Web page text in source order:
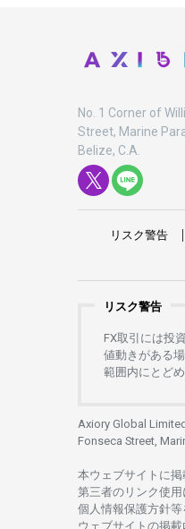
No. 1 Corner of
Street, Marine
Belize, C.A.
リスク警告
リスク警告
FX取引には投
値動きがある
範囲内にとど
Axiory Global
Fonseca Street,
本ウェブサイトに掲
第三者の リンク使用
個人情報保護方針等
ウェブサイトの掲載